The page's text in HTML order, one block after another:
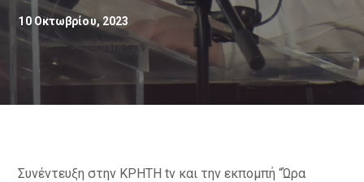
10 Οκτωβρίου, 2023
Συνέντευξη στην ΚΡΗΤΗ tv και την εκπομπή “Ώρα